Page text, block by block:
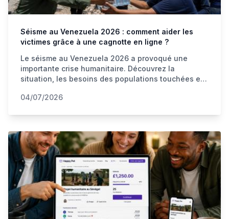
Séisme au Venezuela 2026 : comment aider les
victimes grâce à une cagnotte en ligne ?
Le séisme au Venezuela 2026 a provoqué une
importante crise humanitaire. Découvrez la
situation, les besoins des populations touchées et
rapidement les victimes depuis la Suisse.
04/07/2026